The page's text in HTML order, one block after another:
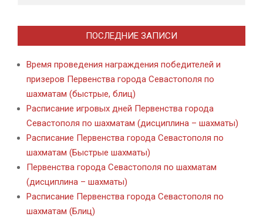
ПОСЛЕДНИЕ ЗАПИСИ
Время проведения награждения победителей и
призеров Первенства города Севастополя по
шахматам (быстрые, блиц)
Расписание игровых дней Первенства города
Севастополя по шахматам (дисциплина – шахматы)
Расписание Первенства города Севастополя по
шахматам (Быстрые шахматы)
Первенства города Севастополя по шахматам
(дисциплина – шахматы)
Расписание Первенства города Севастополя по
шахматам (Блиц)